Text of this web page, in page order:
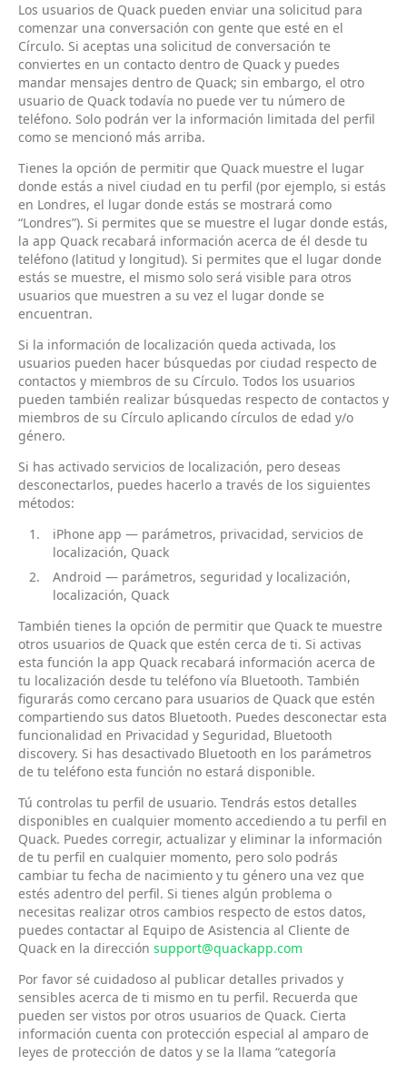
Los usuarios de Quack pueden enviar una solicitud para
comenzar una conversación con gente que esté en el
Círculo. Si aceptas una solicitud de conversación te
conviertes en un contacto dentro de Quack y puedes
mandar mensajes dentro de Quack; sin embargo, el otro
usuario de Quack todavía no puede ver tu número de
teléfono. Solo podrán ver la información limitada del perfil
como se mencionó más arriba.
Tienes la opción de permitir que Quack muestre el lugar
donde estás a nivel ciudad en tu perfil (por ejemplo, si estás
en Londres, el lugar donde estás se mostrará como
“Londres”). Si permites que se muestre el lugar donde estás,
la app Quack recabará información acerca de él desde tu
teléfono (latitud y longitud). Si permites que el lugar donde
estás se muestre, el mismo solo será visible para otros
usuarios que muestren a su vez el lugar donde se
encuentran.
Si la información de localización queda activada, los
usuarios pueden hacer búsquedas por ciudad respecto de
contactos y miembros de su Círculo. Todos los usuarios
pueden también realizar búsquedas respecto de contactos y
miembros de su Círculo aplicando círculos de edad y/o
género.
Si has activado servicios de localización, pero deseas
desconectarlos, puedes hacerlo a través de los siguientes
métodos:
iPhone app — parámetros, privacidad, servicios de
localización, Quack
Android — parámetros, seguridad y localización,
localización, Quack
También tienes la opción de permitir que Quack te muestre
otros usuarios de Quack que estén cerca de ti. Si activas
esta función la app Quack recabará información acerca de
tu localización desde tu teléfono vía Bluetooth. También
figurarás como cercano para usuarios de Quack que estén
compartiendo sus datos Bluetooth. Puedes desconectar esta
funcionalidad en Privacidad y Seguridad, Bluetooth
discovery. Si has desactivado Bluetooth en los parámetros
de tu teléfono esta función no estará disponible.
Tú controlas tu perfil de usuario. Tendrás estos detalles
disponibles en cualquier momento accediendo a tu perfil en
Quack. Puedes corregir, actualizar y eliminar la información
de tu perfil en cualquier momento, pero solo podrás
cambiar tu fecha de nacimiento y tu género una vez que
estés adentro del perfil. Si tienes algún problema o
necesitas realizar otros cambios respecto de estos datos,
puedes contactar al Equipo de Asistencia al Cliente de
Quack en la dirección support@quackapp.com
Por favor sé cuidadoso al publicar detalles privados y
sensibles acerca de ti mismo en tu perfil. Recuerda que
pueden ser vistos por otros usuarios de Quack. Cierta
información cuenta con protección especial al amparo de
leyes de protección de datos y se la llama “categoría